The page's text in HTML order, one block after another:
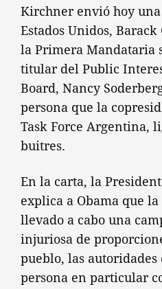
Kirchner envió hoy una
Estados Unidos,
la Primera Mandataria
titular del Public
Board, Nancy
persona que la
Task Force Argentina,
buitres.
En la carta, la
explica a Obama que
llevado a cabo una
injuriosa de
pueblo, las
persona en particular